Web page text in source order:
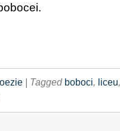
| Tagged boboci, liceu